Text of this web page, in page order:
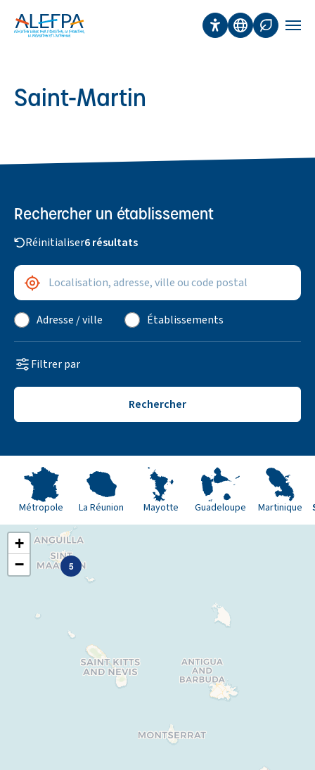
Aller au contenu principal
Accessibilité
Traduction
Affichage
Saint-Martin
Rechercher un établissement
Réinitialiser6 résultats
Adresse / ville
Me géolocaliser
Adresse / ville Établissements
Filtrer par
Rechercher
Métropole La Réunion Mayotte Guadeloupe Martinique
5
+
−